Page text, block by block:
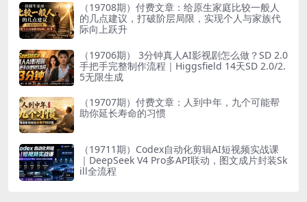
（19708期）付费文章：给原生家庭比较一般人
的几点建议，打破阶层局限，实现个人与家族代
际向上跃升
（19706期） 3分钟真人AI影视剧怎么做？SD 2.0
手把手完整制作流程｜Higgsfield 14天SD 2.0/2.
5无限生成
（19707期）付费文章：人到中年，九个可能帮
助你延长寿命的习惯
（19711期）Codex自动化剪辑AI短视频实战课
｜DeepSeek V4 Pro多API联动，图文成片封装Sk
ill全流程